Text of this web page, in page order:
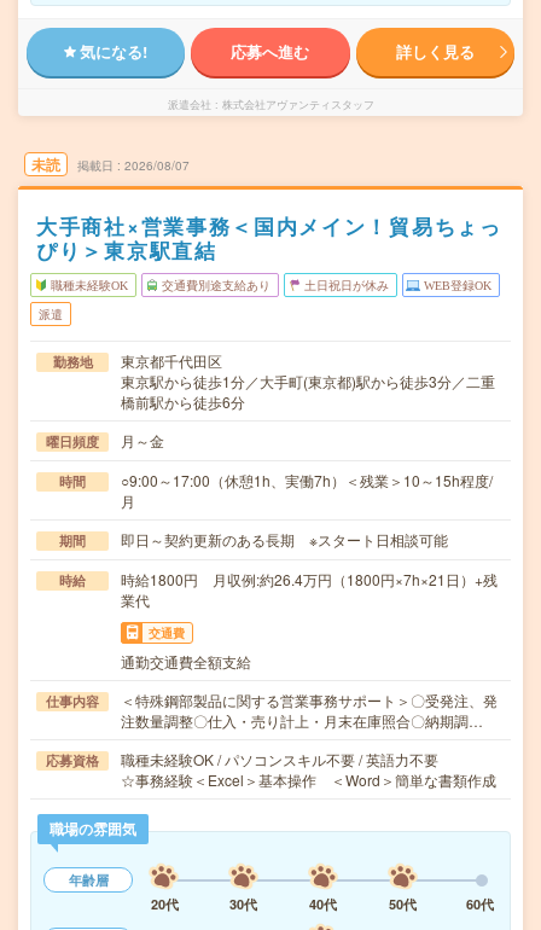
気になる! 応募へ進む 詳しく見る
派遣会社 株式会社アヴァンティスタッフ
未読 掲載日 2026/08/07
大手商社×営業事務＜国内メイン！貿易ちょっ
ぴり＞東京駅直結
職種未経験OK 交通費別途支給あり 土日祝日が休み WEB登録OK
派遣
勤務地
東京都千代田区
東京駅から徒歩1分／大手町(東京都)駅から徒歩3分／二重
橋前駅から徒歩6分
曜日頻度 月～金
時間
○9:00～17:00（休憩1h、実働7h）＜残業＞10～15h程度/
月
期間 即日～契約更新のある長期 ※スタート日相談可能
時給
時給1800円 月収例:約26.4万円（1800円×7h×21日）+残
業代
交通費
通勤交通費全額支給
仕事内容
＜特殊鋼部製品に関する営業事務サポート＞〇受発注、発
注数量調整〇仕入・売り計上・月末在庫照合〇納期調…
応募資格
職種未経験OK / パソコンスキル不要 / 英語力不要
☆事務経験＜Excel＞基本操作 ＜Word＞簡単な書類作成
職場の雰囲気
年齢層
20代
30代 40代 50代
60代